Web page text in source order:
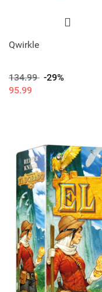
Qwirkle
134.99 -29%
95.99